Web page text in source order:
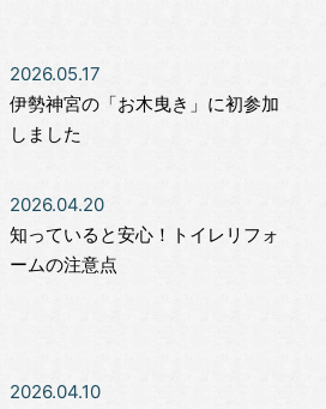
2026.05.17
伊勢神宮の「お木曳き」に初参加
しました
2026.04.20
知っていると安心！トイレリフォ
ームの注意点
2026.04.10